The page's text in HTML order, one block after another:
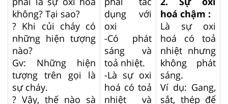
không? Tại sao?
? Khi củi cháy có
những hiện tượng
nào?
Gv: Những hiện
tượng trên gọi là
sự cháy.
? Vậy, thế nào sà
dụng với
oxi
-Có phát
sáng và
toả nhiệt.
-Là sự oxi
hoá có toả
nhiệt và
hoá chậm :
Là sự oxi
hoá có toả
nhiệt nhưng
không phát
sáng.
Ví dụ: Gang,
sắt, thép để